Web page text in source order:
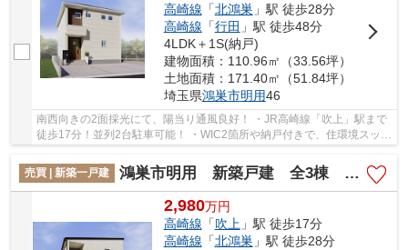
高崎線 「北鴻巣 」駅 徒歩28分
高崎線 「行田 」駅 徒歩48分
4LDK＋1S(納戸)
建物面積：110.96㎡（33.56坪）
土地面積：171.40㎡（51.84坪）
埼玉県鴻巣市明用46
南西向きの2面採光にて、陽当り通風良好！ ・JR高崎線「吹上」駅まで
徒歩17分！並列2台駐車可能！ ・WIC2箇所や納戸付きで、住環境スッキ
リ♪ 「今から見たい」大歓迎です。いつでも...
売買 | 新築一戸建
鴻巣市明用 新築戸建 全3棟 2号棟
2,980万円
高崎線 「吹上」駅 徒歩17分
高崎線 「北鴻巣 」駅 徒歩28分